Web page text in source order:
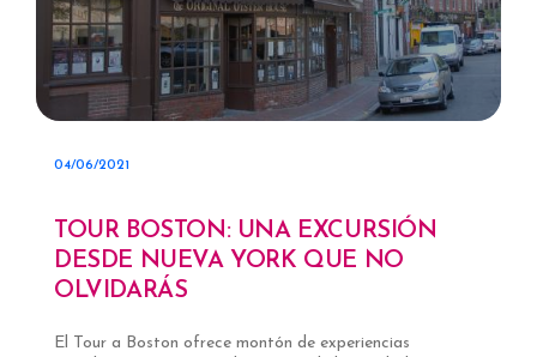
04/06/2021
TOUR BOSTON: UNA EXCURSIÓN
DESDE NUEVA YORK QUE NO
OLVIDARÁS
El Tour a Boston ofrece montón de experiencias